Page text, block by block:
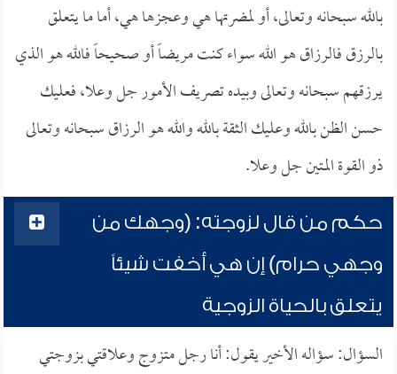
بالله سبحانه وتعالى، أو لمضرتها هي وعجزها هي، أما ما يتعلق
بالرزق فالرزاق هو الله سواء كنت مريضاً أو صحيحاً فالله هو الذي
يرزقهم سبحانه وتعالى وبيده تصريف الأمور جل وعلا، فعليك
حسن الظن بالله وعليك الثقة بالله والله هو الرزاق سبحانه وتعالى
ذو القوة المتين جل وعلا.
حكم من قال لزوجته: (وجهك من
وجهي حرام) إن هي أخفت شيئاً
يتعلق بالحياة الزوجية
السؤال: سؤاله الأخير يقول: أنا رجل متزوج وعلاقتي بزوجتي